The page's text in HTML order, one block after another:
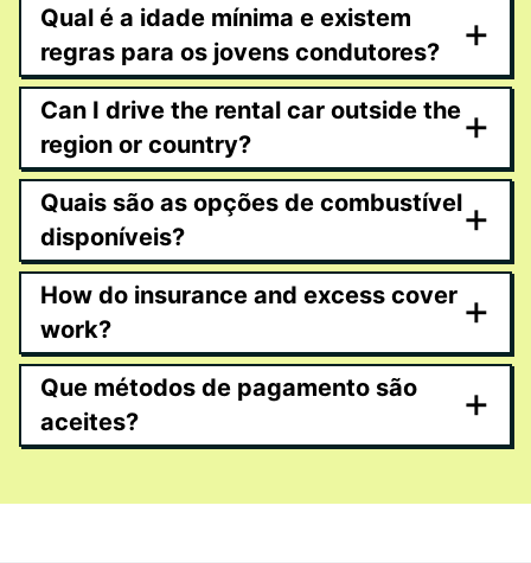
Qual é a idade mínima e existem
regras para os jovens condutores?
+
Can I drive the rental car outside the
region or country?
+
Quais são as opções de combustível
disponíveis?
+
How do insurance and excess cover
work?
+
Que métodos de pagamento são
aceites?
+